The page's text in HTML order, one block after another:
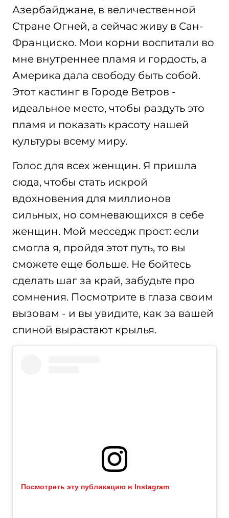
Азербайджане, в величественной
Стране Огней, а сейчас живу в Сан-
Франциско. Мои корни воспитали во
мне внутреннее пламя и гордость, а
Америка дала свободу быть собой.
Этот кастинг в Городе Ветров -
идеальное место, чтобы раздуть это
пламя и показать красоту нашей
культуры всему миру.
Голос для всех женщин. Я пришла
сюда, чтобы стать искрой
вдохновения для миллионов
сильных, но сомневающихся в себе
женщин. Мой месседж прост: если
смогла я, пройдя этот путь, то вы
сможете еще больше. Не бойтесь
сделать шаг за край, забудьте про
сомнения. Посмотрите в глаза своим
вызовам - и вы увидите, как за вашей
спиной вырастают крылья.
Посмотреть эту публикацию в Instagram